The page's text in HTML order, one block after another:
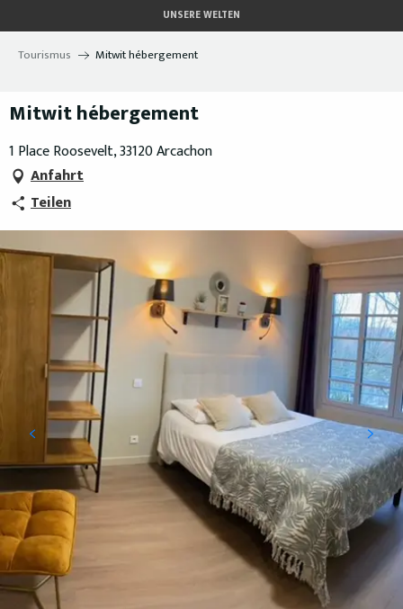
au
contenu
UNSERE WELTEN
Tourismus Mitwit hébergement
Mitwit hébergement
1 Place Roosevelt, 33120 Arcachon
Anfahrt
Teilen